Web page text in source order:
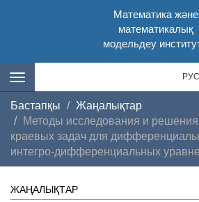
Математика және
математикалық
модельдеу
РУС
Бастапқы
Жаңалықтар
Методы исследования и
краевых задач для
интегро-дифференциальных
ЖАҢАЛЫҚТАР